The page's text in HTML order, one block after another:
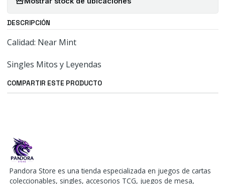
DESCRIPCIÓN
Calidad: Near Mint
Singles Mitos y Leyendas
COMPARTIR ESTE PRODUCTO
Pandora Store es una tienda especializada en juegos de cartas
coleccionables, singles, accesorios TCG, juegos de mesa,